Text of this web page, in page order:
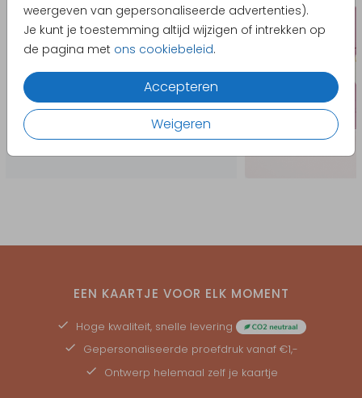
weergeven van gepersonaliseerde advertenties).
Je kunt je toestemming altijd wijzigen of intrekken op
de pagina met ons cookiebeleid.
Accepteren
Weigeren
EEN KAARTJE VOOR ELK MOMENT
Hoge kwaliteit, snelle levering
Gepersonaliseerde proefdruk vanaf €1,-
Ontwerp helemaal zelf je kaartje